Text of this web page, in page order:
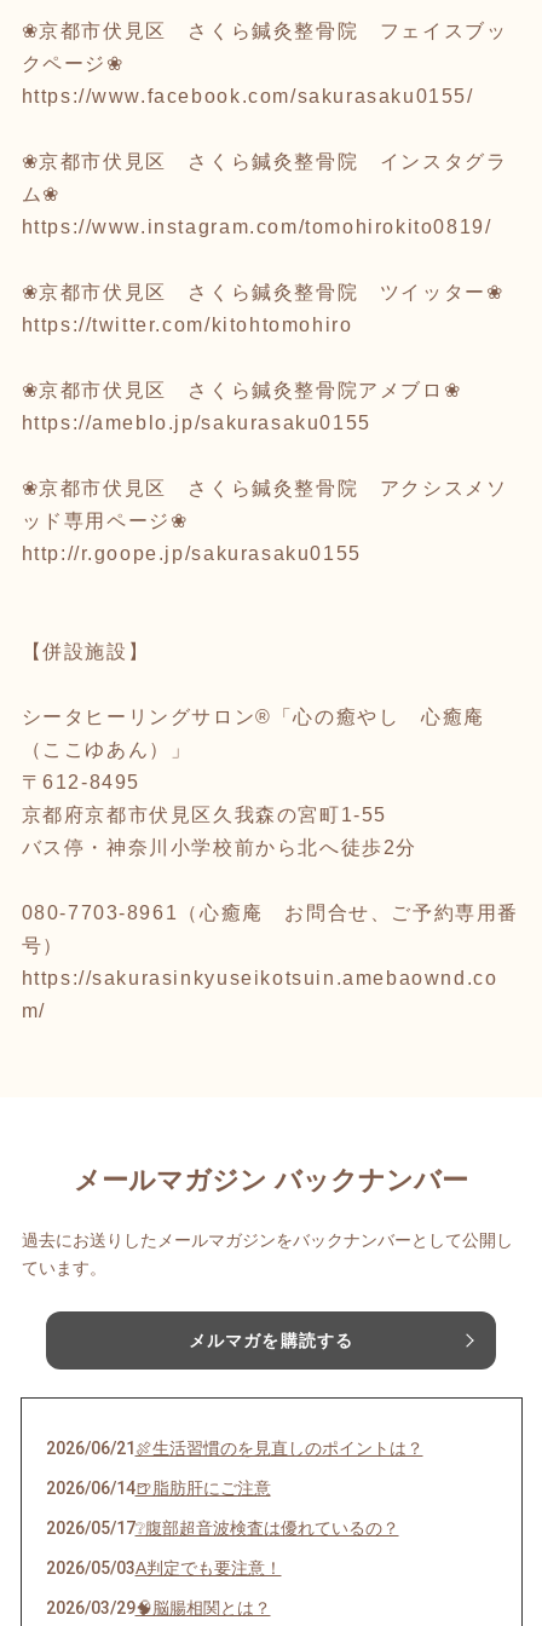
❀京都市伏見区 さくら鍼灸整骨院 フェイスブッ
クページ❀
https://www.facebook.com/sakurasaku0155/
❀京都市伏見区 さくら鍼灸整骨院 インスタグラ
ム❀
https://www.instagram.com/tomohirokito0819/
❀京都市伏見区 さくら鍼灸整骨院 ツイッター❀
https://twitter.com/kitohtomohiro
❀京都市伏見区 さくら鍼灸整骨院アメブロ❀
https://ameblo.jp/sakurasaku0155
❀京都市伏見区 さくら鍼灸整骨院 アクシスメソ
ッド専用ページ❀
http://r.goope.jp/sakurasaku0155
【併設施設】
シータヒーリングサロン®「心の癒やし 心癒庵
（ここゆあん）」
〒612-8495
京都府京都市伏見区久我森の宮町1-55
バス停・神奈川小学校前から北へ徒歩2分
080-7703-8961（心癒庵 お問合せ、ご予約専用番
号）
https://sakurasinkyuseikotsuin.amebaownd.co
m/
メールマガジン バックナンバー
過去にお送りしたメールマガジンをバックナンバーとして公開し
ています。
メルマガを購読する
2026/06/21 🍖生活習慣のを見直しのポイントは？
2026/06/14🍺脂肪肝にご注意
2026/05/17❔腹部超音波検査は優れているの？
2026/05/03A判定でも要注意！
2026/03/29🧠脳腸相関とは？